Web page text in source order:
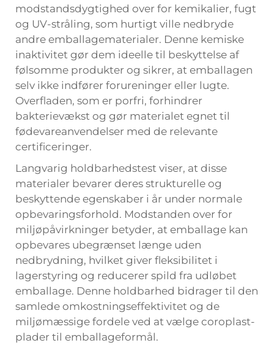
modstandsdygtighed over for kemikalier, fugt
og UV-stråling, som hurtigt ville nedbryde
andre emballagematerialer. Denne kemiske
inaktivitet gør dem ideelle til beskyttelse af
følsomme produkter og sikrer, at emballagen
selv ikke indfører forureninger eller lugte.
Overfladen, som er porfri, forhindrer
bakterievækst og gør materialet egnet til
fødevareanvendelser med de relevante
certificeringer.
Langvarig holdbarhedstest viser, at disse
materialer bevarer deres strukturelle og
beskyttende egenskaber i år under normale
opbevaringsforhold. Modstanden over for
miljøpåvirkninger betyder, at emballage kan
opbevares ubegrænset længe uden
nedbrydning, hvilket giver fleksibilitet i
lagerstyring og reducerer spild fra udløbet
emballage. Denne holdbarhed bidrager til den
samlede omkostningseffektivitet og de
miljømæssige fordele ved at vælge coroplast-
plader til emballageformål.